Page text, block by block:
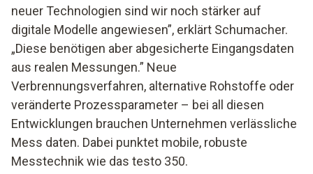
neuer Technologien sind wir noch stärker auf
digitale Modelle angewiesen”, erklärt Schumacher.
„Diese benötigen aber abgesicherte Eingangsdaten
aus realen Messungen.” Neue
Verbrennungsverfahren, alternative Rohstoffe oder
veränderte Prozessparameter – bei all diesen
Entwicklungen brauchen Unternehmen verlässliche
Mess daten. Dabei punktet mobile, robuste
Messtechnik wie das testo 350.